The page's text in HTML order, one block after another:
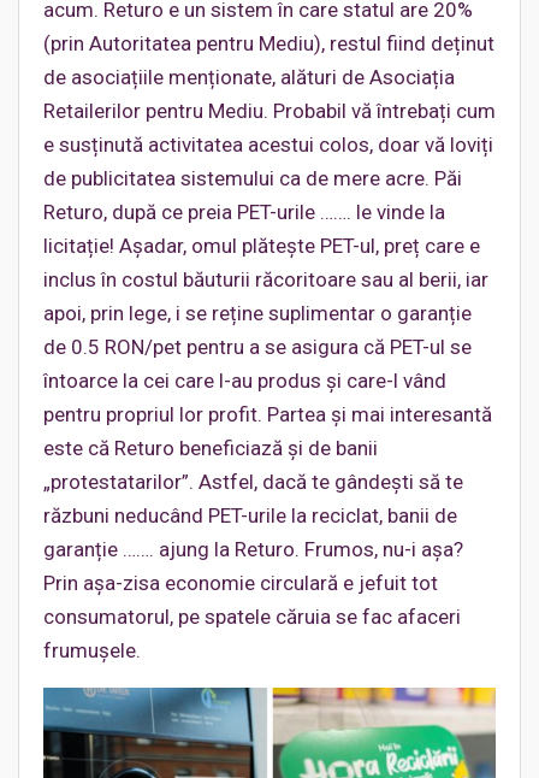
acum. Returo e un sistem în care statul are 20%
(prin Autoritatea pentru Mediu), restul fiind deținut
de asociațiile menționate, alături de Asociația
Retailerilor pentru Mediu. Probabil vă întrebați cum
e susținută activitatea acestui colos, doar vă loviți
de publicitatea sistemului ca de mere acre. Păi
Returo, după ce preia PET-urile ……. le vinde la
licitație! Așadar, omul plătește PET-ul, preț care e
inclus în costul băuturii răcoritoare sau al berii, iar
apoi, prin lege, i se reține suplimentar o garanție
de 0.5 RON/pet pentru a se asigura că PET-ul se
întoarce la cei care l-au produs și care-l vând
pentru propriul lor profit. Partea și mai interesantă
este că Returo beneficiază și de banii
„protestatarilor”. Astfel, dacă te gândești să te
răzbuni neducând PET-urile la reciclat, banii de
garanție ……. ajung la Returo. Frumos, nu-i așa?
Prin așa-zisa economie circulară e jefuit tot
consumatorul, pe spatele căruia se fac afaceri
frumușele.